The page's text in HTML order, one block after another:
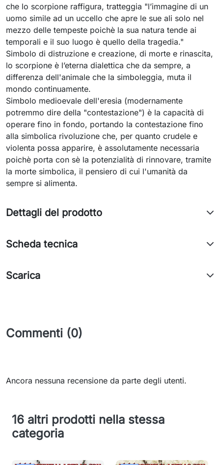
che lo scorpione raffigura, tratteggia "l’immagine di un
uomo simile ad un uccello che apre le sue ali solo nel
mezzo delle tempeste poichè la sua natura tende ai
temporali e il suo luogo è quello della tragedia."
Simbolo di distruzione e creazione, di morte e rinascita,
lo scorpione è l’eterna dialettica che da sempre, a
differenza dell'animale che la simboleggia, muta il
mondo continuamente.
Simbolo medioevale dell'eresia (modernamente
potremmo dire della "contestazione") è la capacità di
operare fino in fondo, portando la contestazione fino
alla simbolica rivoluzione che, per quanto crudele e
violenta possa apparire, è assolutamente necessaria
poichè porta con sè la potenzialità di rinnovare, tramite
la morte simbolica, il pensiero di cui l'umanità da
sempre si alimenta.
Dettagli del prodotto
Scheda tecnica
Scarica
Commenti (0)
Ancora nessuna recensione da parte degli utenti.
16 altri prodotti nella stessa
categoria